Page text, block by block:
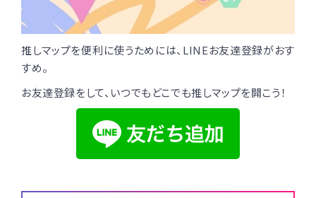
推しマップを便利に使うためには、LINEお友達登録がおす
すめ。
お友達登録をして、いつでもどこでも推しマップを開こう！